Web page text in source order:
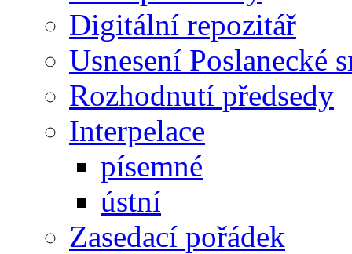
Digitální repozitář
Usnesení Poslanecké
Rozhodnutí předsedy
Interpelace
písemné
ústní
Zasedací pořádek